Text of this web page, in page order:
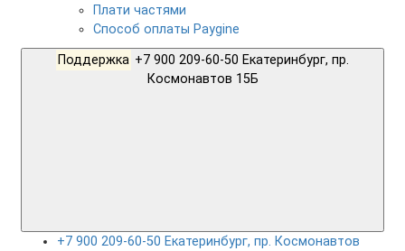
Плати частями
Способ оплаты Paygine
Поддержка +7 900 209-60-50 Екатеринбург, пр.
+7 900 209-60-50 Екатеринбург, пр. Космонавтов